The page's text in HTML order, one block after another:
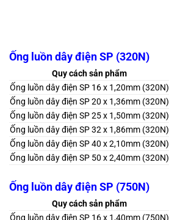
Ống luồn dây điện SP (320N)
Quy cách sản phẩm
Ống luồn dây điện SP 16 x 1,20mm (320N)
Ống luồn dây điện SP 20 x 1,36mm (320N)
Ống luồn dây điện SP 25 x 1,50mm (320N)
Ống luồn dây điện SP 32 x 1,86mm (320N)
Ống luồn dây điện SP 40 x 2,10mm (320N)
Ống luồn dây điện SP 50 x 2,40mm (320N)
Ống luồn dây điện SP (750N)
Quy cách sản phẩm
Ống luồn dây điện SP 16 x 1,40mm (750N)